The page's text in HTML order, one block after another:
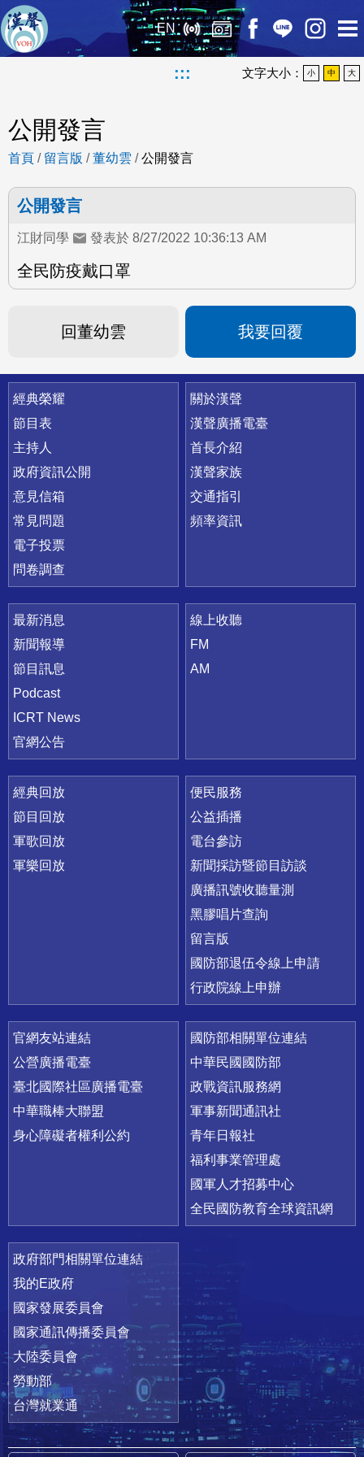
EN
::: 文字大小： 小 中 大
公開發言
首頁 / 留言版 /董幼雲 /公開發言
公開發言
江財同學 發表於 8/27/2022 10:36:13 AM
全民防疫戴口罩
回董幼雲 我要回覆
快速連結
經典榮耀
節目表
主持人
政府資訊公開
意見信箱
常見問題
電子投票
問卷調查
關於漢聲
漢聲廣播電臺
首長介紹
漢聲家族
交通指引
頻率資訊
最新消息
新聞報導
節目訊息
Podcast
ICRT News
官網公告
線上收聽
FM
AM
經典回放
節目回放
軍歌回放
軍樂回放
便民服務
公益插播
電台參訪
新聞採訪暨節目訪談
廣播訊號收聽量測
黑膠唱片查詢
留言版
國防部退伍令線上申請
行政院線上申辦
官網友站連結
公營廣播電臺
臺北國際社區廣播電臺
中華職棒大聯盟
身心障礙者權利公約
國防部相關單位連結
中華民國國防部
政戰資訊服務網
軍事新聞通訊社
青年日報社
福利事業管理處
國軍人才招募中心
全民國防教育全球資訊網
政府部門相關單位連結
我的E政府
國家發展委員會
國家通訊傳播委員會
大陸委員會
勞動部
台灣就業通